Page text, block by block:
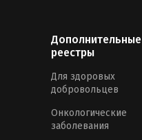
Дополнительные
реестры
Для здоровых
добровольцев
Онкологические
заболевания